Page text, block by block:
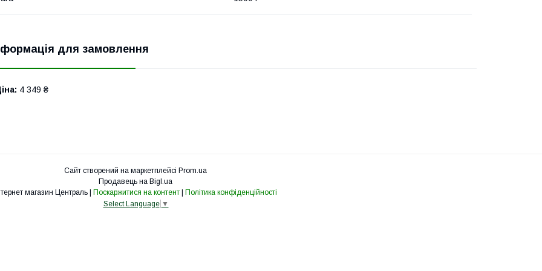
для замовлення
4 349 ₴
Сайт створений на маркетплейсі Prom.ua
Продавець на Bigl.ua
Поскаржитися на контент
Політика конфіденційності
Select Language ▼